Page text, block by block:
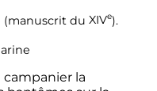
(manuscrit du XIVe).
campanier la